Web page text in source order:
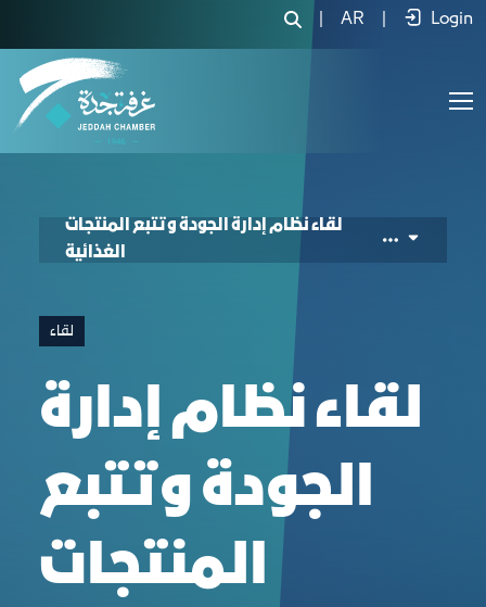
AR Login
لقاء نظام إدارة الجودة وتتبع المنتجات
الغذائية
لقاء
لقاء نظام إدارة
الجودة وتتبع
المنتجات